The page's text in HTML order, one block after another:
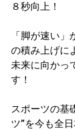
８秒向上！​
「脚が速い
の積み上げに
未来に向かっ
す！
スポーツの基
ツ”を今も全